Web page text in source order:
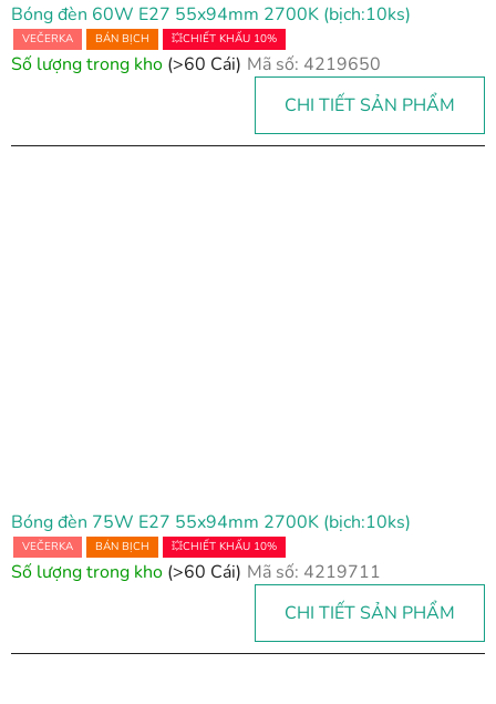
Bóng đèn 60W E27 55x94mm 2700K (bịch:10ks)
VEČERKA BÁN BỊCH 💥CHIẾT KHẤU 10%
Số lượng trong kho (>60 Cái) Mã số: 4219650
CHI TIẾT SẢN PHẨM
Bóng đèn 75W E27 55x94mm 2700K (bịch:10ks)
VEČERKA BÁN BỊCH 💥CHIẾT KHẤU 10%
Số lượng trong kho (>60 Cái) Mã số: 4219711
CHI TIẾT SẢN PHẨM